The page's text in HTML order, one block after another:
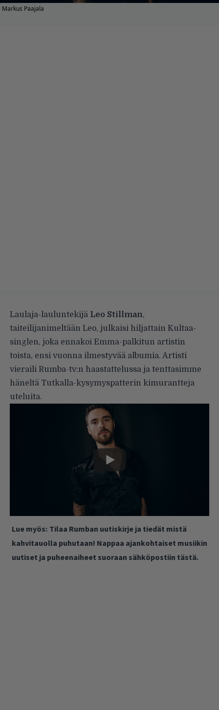
Markus Paajala
Laulaja-lauluntekijä Leo Stillman,
taiteilijanimeltään Leo, julkaisi hiljattain Kultaa-
singlen, joka ennakoi Emma-palkitun artistin
toista, ensi vuonna ilmestyvää albumia. Artisti
vieraili Rumba-tv:n haastattelussa ja tenttasimme
häneltä Tutkalla-kysymyspatterin kimurantteja
uteluita.
Lue myös: Tilaa Rumban uutiskirje ja tiedät mistä
kahvitauolla puhutaan! Nappaa ajankohtaiset musiikin
uutiset ja puheenaiheet suoraan sähköpostiin tästä.